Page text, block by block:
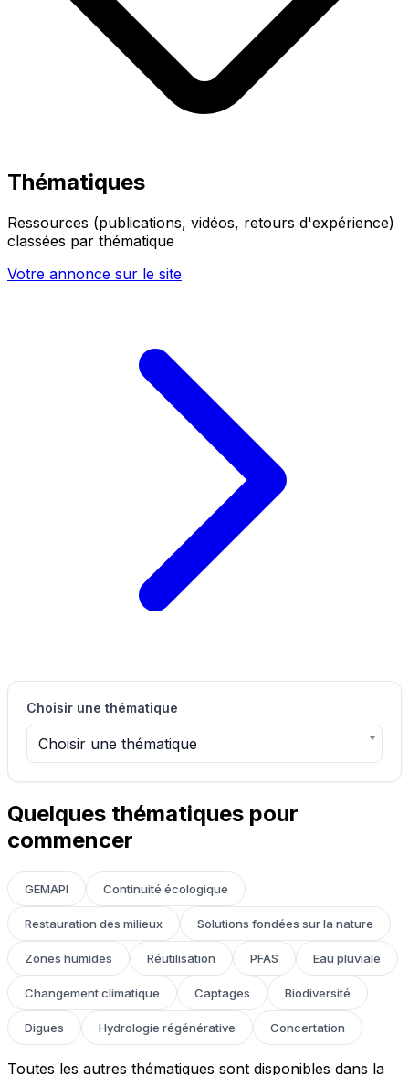
Thématiques
Ressources (publications, vidéos, retours d'expérience)
classées par thématique
Votre annonce sur le site
Choisir une thématique
Choisir une thématique
Quelques thématiques pour
commencer
GEMAPI Continuité écologique
Restauration des milieux Solutions fondées sur la nature
Zones humides Réutilisation PFAS Eau pluviale
Changement climatique Captages Biodiversité
Digues Hydrologie régénérative Concertation
Toutes les autres thématiques sont disponibles dans la